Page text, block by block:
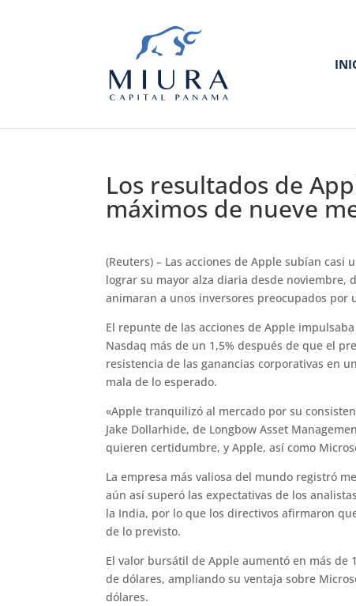
Los resultados de
máximos de nueve
(Reuters) – Las acciones de Apple subían
lograr su mayor alza diaria desde
animaran a unos inversores preocupados por
El repunte de las acciones de Apple
Nasdaq más de un 1,5% después de que el
resistencia de las ganancias corporativas en
mala de lo esperado.
«Apple tranquilizó al mercado por su
Jake Dollarhide, de Longbow Asset
quieren certidumbre, y Apple, así como
La empresa más valiosa del mundo registró
aún así superó las expectativas de los
la India, por lo que los directivos afirmaron
de lo previsto.
El valor bursátil de Apple aumentó en más de
de dólares, ampliando su ventaja sobre
dólares.